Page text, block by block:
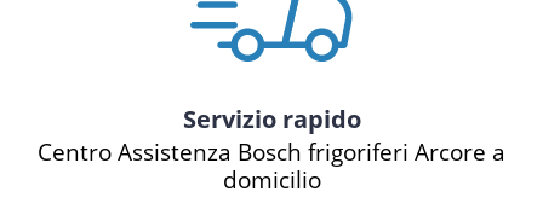
Servizio rapido
Centro Assistenza Bosch frigoriferi Arcore a
domicilio